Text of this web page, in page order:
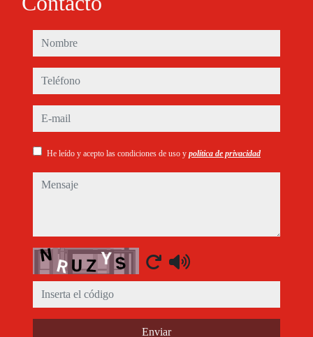
nombre
teléfono
e-mail
He leído y acepto las condiciones de uso y política de privacidad
mensaje
Captcha
Enviar